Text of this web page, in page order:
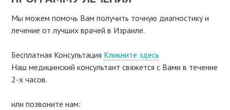
Мы можем помочь Вам получить точную диагностику и
лечение от лучших врачей в Израиле.
Бесплатная Консультация Кликните здесь
Наш медицинский консультант свяжeтся с Вами в течение
2-х часов.
или позвоните нам: